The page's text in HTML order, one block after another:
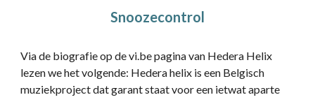
Snoozecontrol
Via de biografie op de vi.be pagina van Hedera Helix
lezen we het volgende: Hedera helix is een Belgisch
muziekproject dat garant staat voor een ietwat aparte